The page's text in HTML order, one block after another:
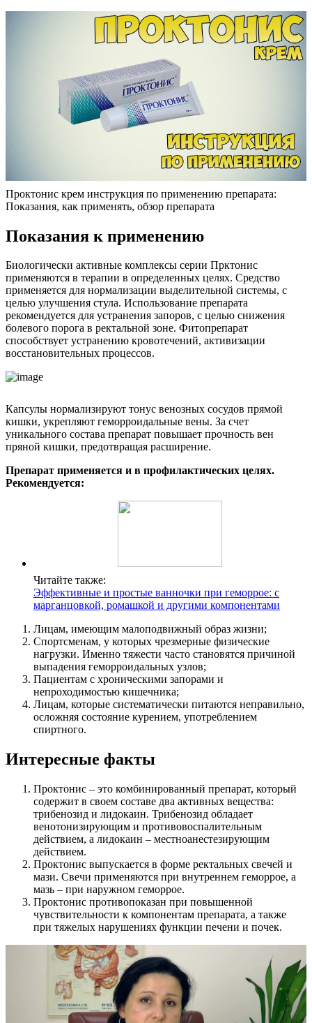
Проктонис крем инструкция по применению препарата:
Показания, как применять, обзор препарата
Показания к применению
Биологически активные комплексы серии Прктонис
применяются в терапии в определенных целях. Средство
применяется для нормализации выделительной системы, с
целью улучшения стула. Использование препарата
рекомендуется для устранения запоров, с целью снижения
болевого порога в ректальной зоне. Фитопрепарат
способствует устранению кровотечений, активизации
восстановительных процессов.
Капсулы нормализируют тонус венозных сосудов прямой
кишки, укрепляют геморроидальные вены. За счет
уникального состава препарат повышает прочность вен
пряной кишки, предотвращая расширение.
Препарат применяется и в профилактических целях.
Рекомендуется:
Читайте также:
Эффективные и простые ванночки при геморрое: с
марганцовкой, ромашкой и другими компонентами
Лицам, имеющим малоподвижный образ жизни;
Спортсменам, у которых чрезмерные физические
нагрузки. Именно тяжести часто становятся причиной
выпадения геморроидальных узлов;
Пациентам с хроническими запорами и
непроходимостью кишечника;
Лицам, которые систематически питаются неправильно,
осложняя состояние курением, употреблением
спиртного.
Интересные факты
Проктонис – это комбинированный препарат, который
содержит в своем составе два активных вещества:
трибенозид и лидокаин. Трибенозид обладает
венотонизирующим и противовоспалительным
действием, а лидокаин – местноанестезирующим
действием.
Проктонис выпускается в форме ректальных свечей и
мази. Свечи применяются при внутреннем геморрое, а
мазь – при наружном геморрое.
Проктонис противопоказан при повышенной
чувствительности к компонентам препарата, а также
при тяжелых нарушениях функции печени и почек.